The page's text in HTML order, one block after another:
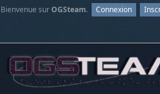
Bienvenue surOGSteam. Connexion